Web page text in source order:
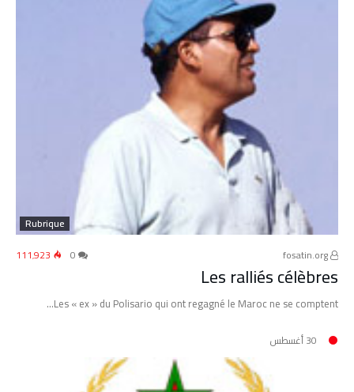
Rubrique
111٬923
Les ralliés célèbres
Les « ex » du Polisario qui ont regagné le Maroc ne se comptent…
30 أغسطس